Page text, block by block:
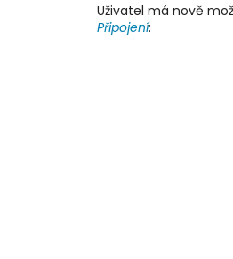
Uživatel má nově
Připojení: